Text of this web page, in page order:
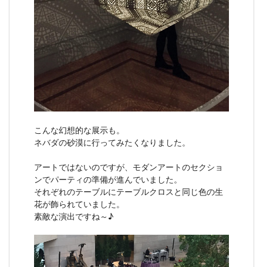
こんな幻想的な展示も。
ネバダの砂漠に行ってみたくなりました。
アートではないのですが、モダンアートのセクショ
ンでパーティの準備が進んでいました。
それぞれのテーブルにテーブルクロスと同じ色の生
花が飾られていました。
素敵な演出ですね～♪